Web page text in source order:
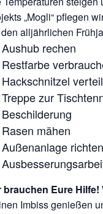
„Mogli“ pflegen
alljährlichen
Aushub rechen
Restfarbe
Hackschnitzel
Treppe zur
Beschilderung
Rasen mähen
Außenanlage richten
brauchen Eure Hilfe!
Imbiss genießen